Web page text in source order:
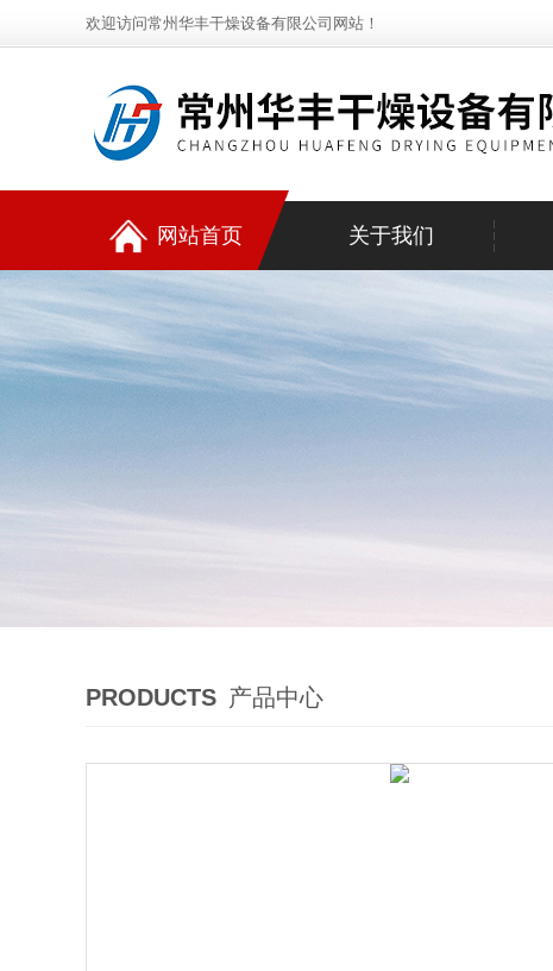
欢迎访问常州华丰干燥设备有限公司网站！
网站首页 关于我们
PRODUCTS 产品中心